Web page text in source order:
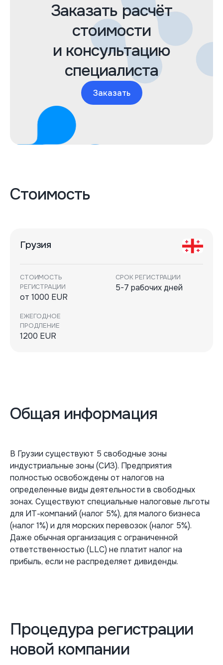
Заказать расчёт
стоимости
и консультацию
специалиста
Заказать
Стоимость
Грузия
СТОИМОСТЬ
РЕГИСТРАЦИИ
от 1000 EUR
СРОК РЕГИСТРАЦИИ
5-7 рабочих дней
ЕЖЕГОДНОЕ
ПРОДЛЕНИЕ
1200 EUR
Общая информация
В Грузии существуют 5 свободные зоны
индустриальные зоны (СИЗ). Предприятия
полностью освобождены от налогов на
определенные виды деятельности в свободных
зонах. Существуют специальные налоговые льготы
для ИТ-компаний (налог 5%), для малого бизнеса
(налог 1%) и для морских перевозок (налог 5%).
Даже обычная организация с ограниченной
ответственностью (LLC) не платит налог на
прибыль, если не распределяет дивиденды.
Процедура регистрации
новой компании